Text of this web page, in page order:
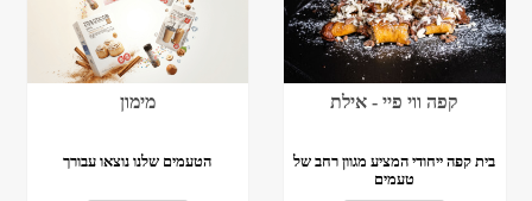
קפה ווי פיי - אילת
בית קפה ייחודי המציע מגוון רחב של
טעמים
מימון
הטעמים שלנו נוצאו עבורך